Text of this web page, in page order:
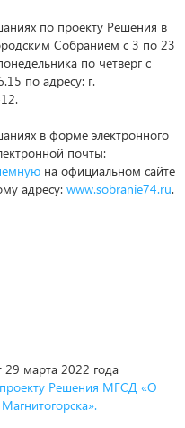
по проекту Решения в
Собранием с 3 по 23
по четверг с
по адресу: г.
в форме электронного
почты:
на официальном сайте
адресу: www.sobranie74.ru.
29 марта 2022 года
проекту Решения МГСД «О